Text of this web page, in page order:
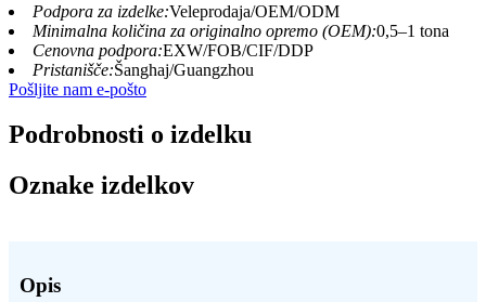
Podpora za izdelke:Veleprodaja/OEM/ODM
Minimalna količina za originalno opremo (OEM):0,5–1 tona
Cenovna podpora:EXW/FOB/CIF/DDP
Pristanišče:Šanghaj/Guangzhou
Pošljite nam e-pošto
Podrobnosti o izdelku
Oznake izdelkov
Opis